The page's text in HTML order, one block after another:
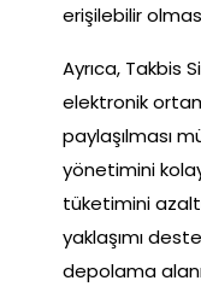
erişilebilir
Ayrıca, Takbis
elektronik
paylaşılması
yönetimini
tüketimini
yaklaşımı
depolama